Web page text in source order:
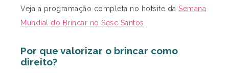
Veja a programação completa no hotsite da Semana
Mundial do Brincar no Sesc Santos
Por que valorizar o brincar como
direito?